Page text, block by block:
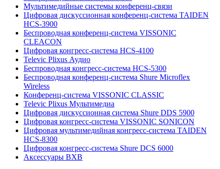
Мультимедийные системы конференц-связи
Цифровая дискуссионная конференц-система TAIDEN
HCS-3900
Беспроводная конференц-система VISSONIC
CLEACON
Цифровая конгресс-система HCS-4100
Televic Plixus Аудио
Беспроводная конгресс-система HCS-5300
Беспроводная конференц-система Shure Microflex
Wireless
Конференц-система VISSONIC CLASSIC
Televic Plixus Мультимедиа
Цифровая дискуссионная система Shure DDS 5900
Цифровая конгресс-система VISSONIC SONICON
Цифровая мультимедийная конгресс-система TAIDEN
HCS-8300
Цифровая конгресс-система Shure DCS 6000
Аксессуары BXB